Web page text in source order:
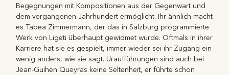
Begegnungen mit Kompositionen aus der Gegenwart und
dem vergangenen Jahrhundert ermöglicht. Ihr ähnlich macht
es Tabea Zimmermann, der das in Salzburg programmierte
Werk von Ligeti überhaupt gewidmet wurde. Oftmals in ihrer
Karriere hat sie es gespielt, immer wieder sei ihr Zugang ein
wenig anders, wie sie sagt. Uraufführungen sind auch bei
Jean-Guihen Queyras keine Seltenheit, er führte schon